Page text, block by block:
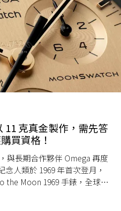
克真金製作，需先答
買資格！
與長期合作夥伴 Omega 再度
人類於 1969 年首次登月，
the Moon 1969 手錶，全球限